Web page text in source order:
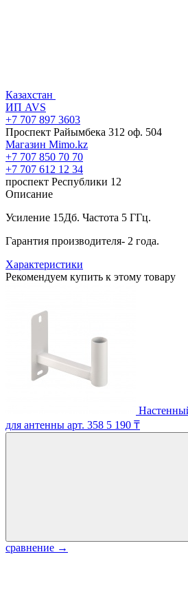
Казахстан
ИП AVS
+7 707 897 3603
Проспект Райымбека 312 оф. 504
Магазин Mimo.kz
+7 707 850 70 70
+7 707 612 12 34
проспект Республики 12
Описание
Усиление 15Дб. Частота 5 ГГц.
Гарантия производителя- 2 года.
Характеристики
Рекомендуем купить к этому товару
для антенны арт. 358 5 190 ₸
сравнение →